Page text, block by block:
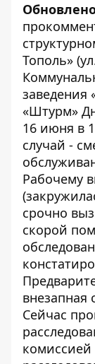
Тополь»
заведения
«Штурм»
16 июня в
случай -
Рабочему
срочно
скорой
внезапная
Сейчас